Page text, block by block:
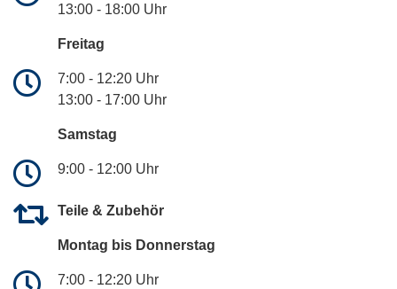
13:00 - 18:00 Uhr
Freitag
7:00 - 12:20 Uhr
13:00 - 17:00 Uhr
Samstag
9:00 - 12:00 Uhr
Teile & Zubehör
Montag bis Donnerstag
7:00 - 12:20 Uhr